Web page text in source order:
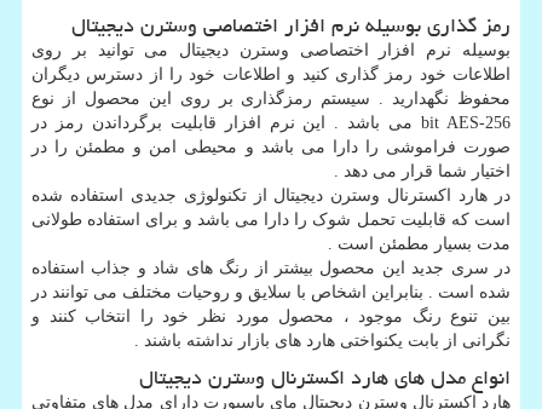
رمز گذاری بوسیله نرم افزار اختصاصی وسترن دیجیتال
بوسیله نرم افزار اختصاصی وسترن دیجیتال می توانید بر روی
اطلاعات خود رمز گذاری کنید و اطلاعات خود را از دسترس دیگران
محفوظ نگهدارید . سیستم رمزگذاری بر روی این محصول از نوع
256-
bit AESمی باشد . این نرم افزار قابلیت برگرداندن رمز در
صورت فراموشی را دارا می باشد و محیطی امن و مطمئن را در
اختیار شما قرار می دهد .
در هارد اکسترنال وسترن دیجیتال از تکنولوژی جدیدی استفاده شده
است که قابلیت تحمل شوک را دارا می باشد و برای استفاده طولانی
مدت بسیار مطمئن است .
در سری جدید این محصول بیشتر از رنگ های شاد و جذاب استفاده
شده است . بنابراین اشخاص با سلایق و روحیات مختلف می توانند در
بین تنوع رنگ موجود ، محصول مورد نظر خود را انتخاب کنند و
نگرانی از بابت یکنواختی هارد های بازار نداشته باشند .
انواع مدل های هارد اکسترنال وسترن دیجیتال
هارد اکسترنال وسترن دیجیتال مای پاسپورت دارای مدل های متفاوتی